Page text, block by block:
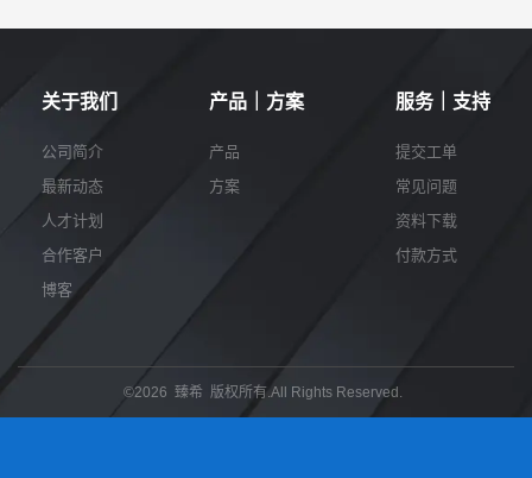
关于我们
公司简介
最新动态
人才计划
合作客户
博客
产品｜方案
产品
方案
服务｜支持
提交工单
常见问题
资料下载
付款方式
©2026 臻希 版权所有.All Rights Reserved.